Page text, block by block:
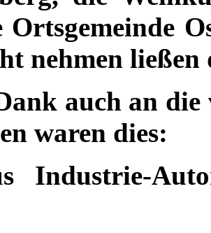
Ortsgemeinde
nehmen
auch an die
waren dies:
Industrie-